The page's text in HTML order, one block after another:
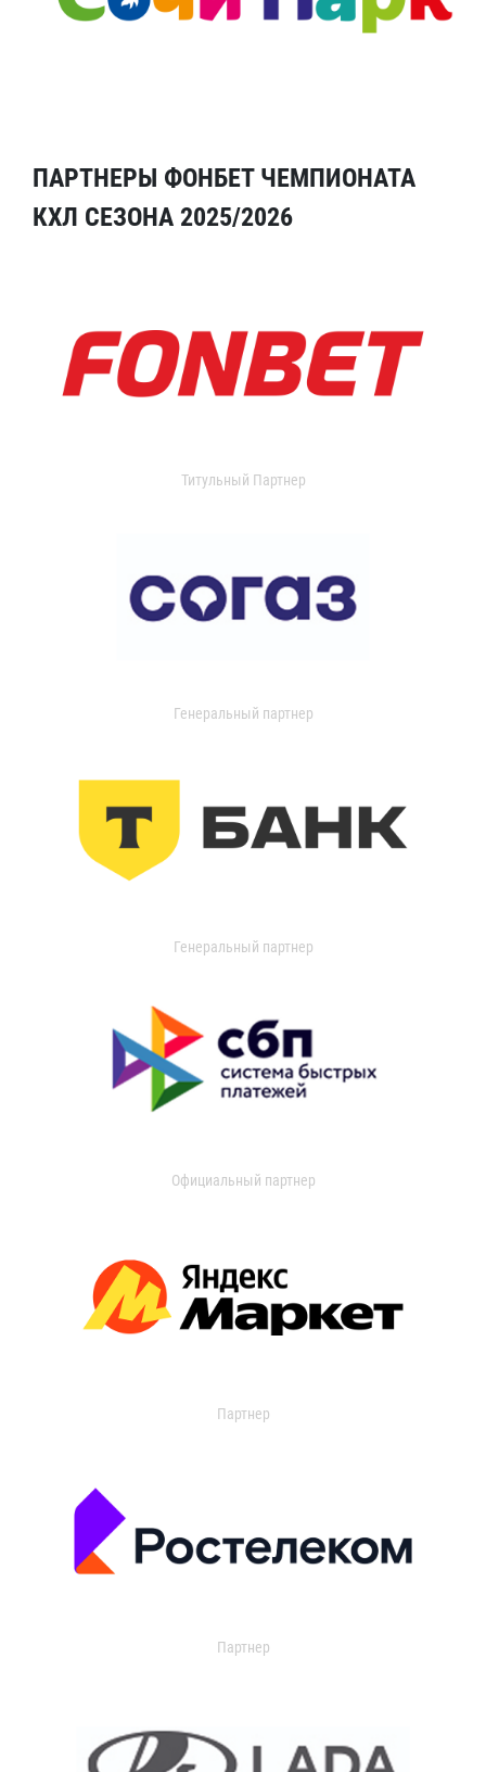
ПАРТНЕРЫ ФОНБЕТ ЧЕМПИОНАТА
КХЛ СЕЗОНА 2025/2026
Титульный Партнер
Генеральный партнер
Генеральный партнер
Официальный партнер
Партнер
Партнер